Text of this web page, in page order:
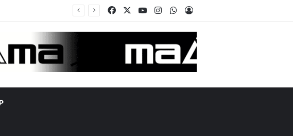
FacebookYou TubeInstagramWhatsApp
Accedi